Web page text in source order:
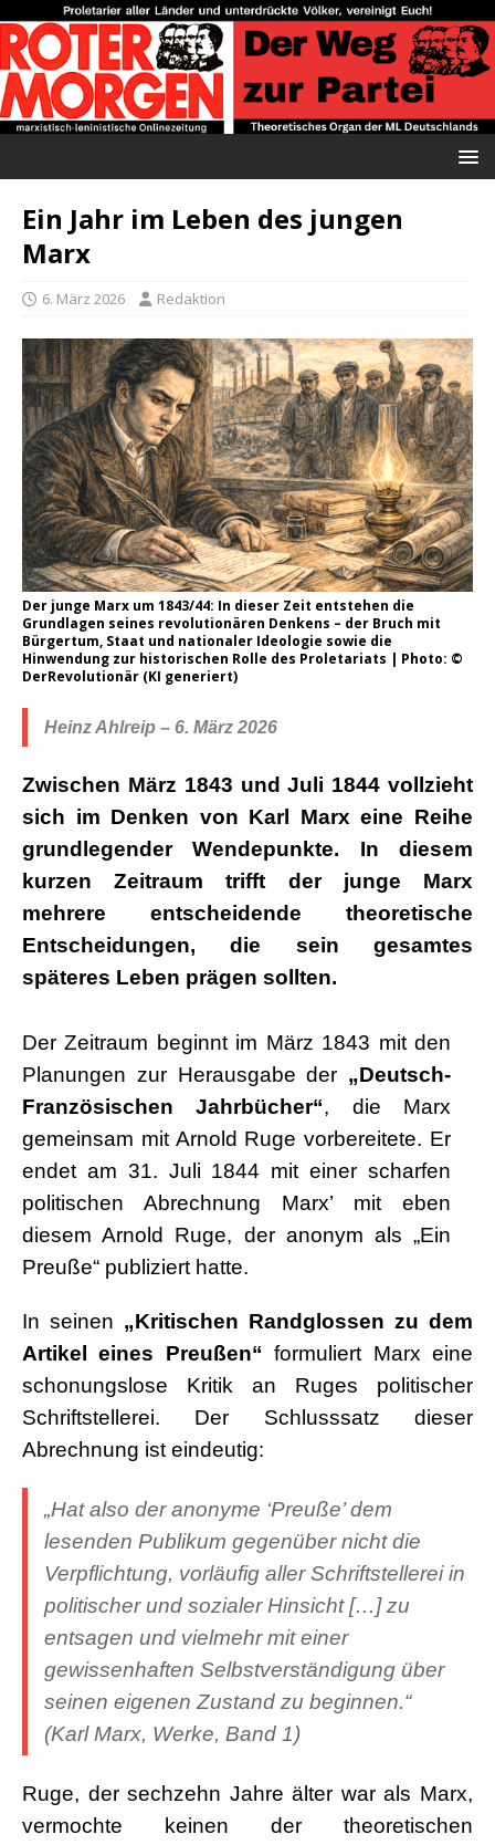
Ein Jahr im Leben des jungen
Marx
6. März 2026 Redaktion
Der junge Marx um 1843/44: In dieser Zeit entstehen die
Grundlagen seines revolutionären Denkens – der Bruch mit
Bürgertum, Staat und nationaler Ideologie sowie die
Hinwendung zur historischen Rolle des Proletariats | Photo: ©
DerRevolutionär (KI generiert)
Heinz Ahlreip – 6. März 2026
Zwischen März 1843 und Juli 1844 vollzieht
sich im Denken von Karl Marx eine Reihe
grundlegender Wendepunkte. In diesem
kurzen Zeitraum trifft der junge Marx
mehrere entscheidende theoretische
Entscheidungen, die sein gesamtes
späteres Leben prägen sollten.
Der Zeitraum beginnt im März 1843 mit den
Planungen zur Herausgabe der „Deutsch-
Französischen Jahrbücher“, die Marx
gemeinsam mit Arnold Ruge vorbereitete. Er
endet am 31. Juli 1844 mit einer scharfen
politischen Abrechnung Marx’ mit eben
diesem Arnold Ruge, der anonym als „Ein
Preuße“ publiziert hatte.
In seinen „Kritischen Randglossen zu dem
Artikel eines Preußen“ formuliert Marx eine
schonungslose Kritik an Ruges politischer
Schriftstellerei. Der Schlusssatz dieser
Abrechnung ist eindeutig:
„Hat also der anonyme ‘Preuße’ dem
lesenden Publikum gegenüber nicht die
Verpflichtung, vorläufig aller Schriftstellerei in
politischer und sozialer Hinsicht […] zu
entsagen und vielmehr mit einer
gewissenhaften Selbstverständigung über
seinen eigenen Zustand zu beginnen.“
(Karl Marx, Werke, Band 1)
Ruge, der sechzehn Jahre älter war als Marx,
vermochte keinen der theoretischen